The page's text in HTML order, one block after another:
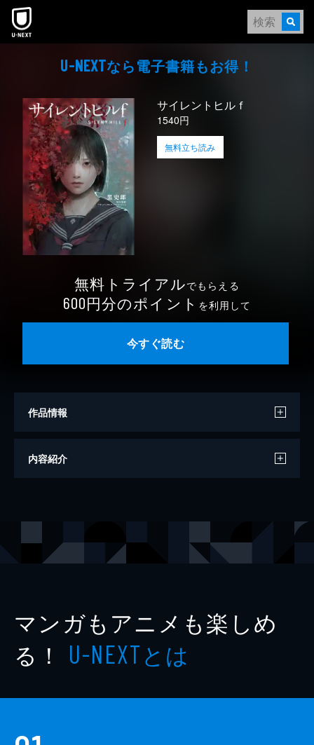
本文へスキップ
U-NEXTなら電⼦書籍もお得！
サイレントヒルｆ
1540円
無料立ち読み
無料トライアルでもらえる
600円分のポイント を利用して
今すぐ読む
作品情報
著者
内容紹介
マンガもアニメも楽しめ
る！ U-NEXTとは